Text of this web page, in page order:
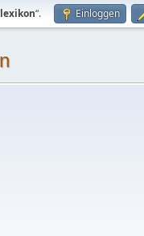
“. Einloggen